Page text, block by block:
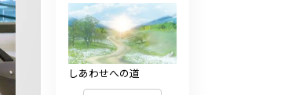
職場のためのツール
エシックスとコンディション
抑圧の原因 しあわせへの道